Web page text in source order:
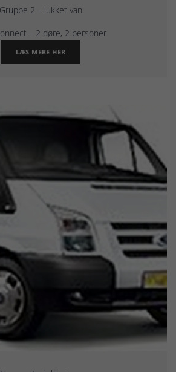
Gruppe 2 – lukket van
– 2 døre, 2 personer
LÆS MERE HER